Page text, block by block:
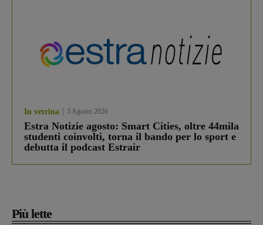
In vetrina 3 Agosto 2026
Estra Notizie agosto: Smart Cities, oltre 44mila
studenti coinvolti, torna il bando per lo sport e
debutta il podcast Estrair
Più lette